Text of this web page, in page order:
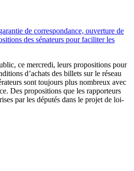
de correspondance, ouverture de
des sénateurs pour faciliter les
ce mercredi, leurs propositions pour
d’achats des billets sur le réseau
sont toujours plus nombreux avec
Des propositions que les rapporteurs
par les députés dans le projet de loi-